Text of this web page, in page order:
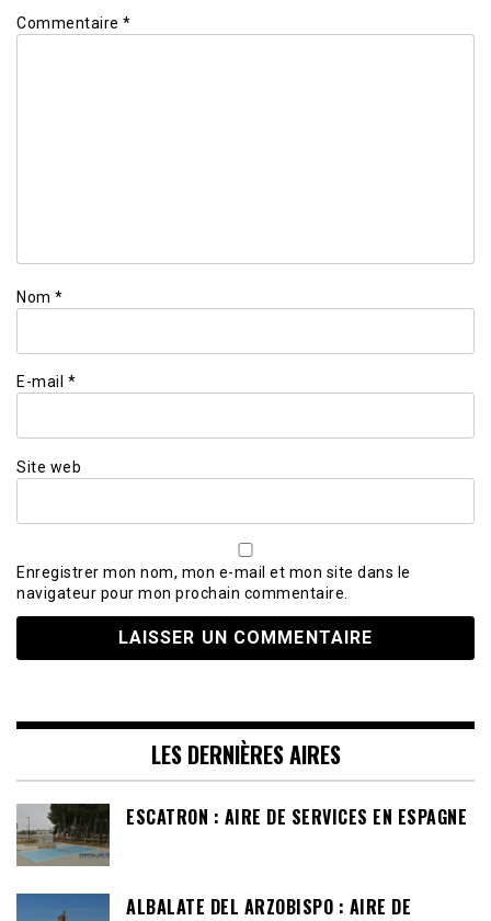
Commentaire *
Nom *
E-mail *
Site web
Enregistrer mon nom, mon e-mail et mon site dans le
navigateur pour mon prochain commentaire.
LES DERNIÈRES AIRES
ESCATRON : AIRE DE SERVICES EN ESPAGNE
ALBALATE DEL ARZOBISPO : AIRE DE